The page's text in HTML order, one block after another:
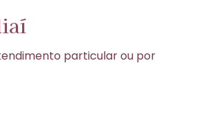
particular ou por